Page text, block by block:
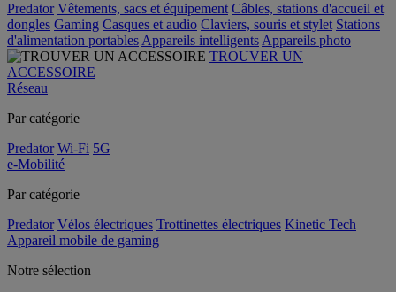
Predator Vêtements, sacs et équipement Câbles, stations d'accueil et
dongles Gaming Casques et audio Claviers, souris et stylet Stations
d'alimentation portables Appareils intelligents Appareils photo
TROUVER UN
ACCESSOIRE
Réseau
Par catégorie
Predator Wi-Fi 5G
e-Mobilité
Par catégorie
Predator Vélos électriques Trottinettes électriques Kinetic Tech
Appareil mobile de gaming
Notre sélection